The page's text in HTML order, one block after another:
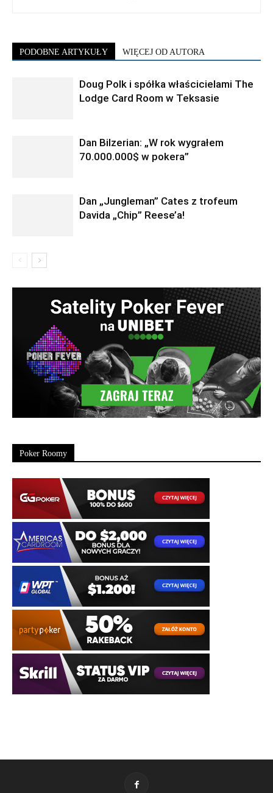
PODOBNE ARTYKUŁY WIĘCEJ OD AUTORA
Doug Polk i spółka właścicielami The
Lodge Card Room w Teksasie
Dan Bilzerian: „W rok wygrałem
70.000.000$ w pokera”
Dan „Jungleman” Cates z trofeum
Davida „Chip” Reese’a!
Poker Roomy